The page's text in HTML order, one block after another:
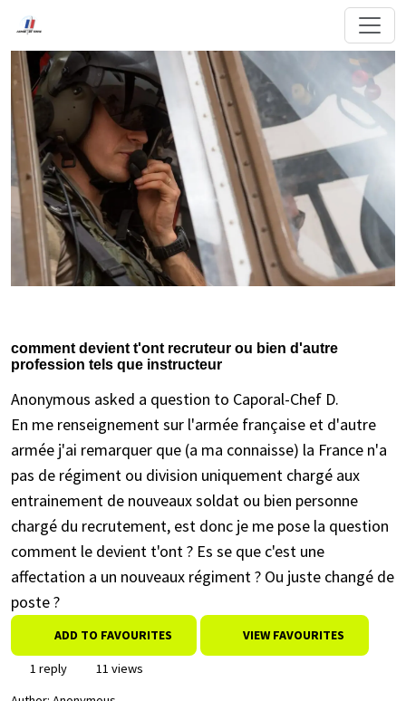
comment devient t'ont recruteur ou bien d'autre
profession tels que instructeur
Anonymous asked a question to Caporal-Chef D.
En me renseignement sur l'armée française et d'autre
armée j'ai remarquer que (a ma connaisse) la France n'a
pas de régiment ou division uniquement chargé aux
entrainement de nouveaux soldat ou bien personne
chargé du recrutement, est donc je me pose la question
comment le devient t'ont ? Es se que c'est une
affectation a un nouveaux régiment ? Ou juste changé de
poste ?
ADD TO FAVOURITES VIEW FAVOURITES
1 reply
11 views